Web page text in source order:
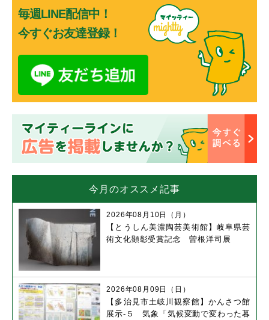
毎週LINE配信中！
今すぐお友達登録！
今月のオススメ記事
【とうしん美濃陶芸美術館】岐阜県芸
術文化顕彰受賞記念 曽根洋司展
2026年08月10日（月）
【多治見市土岐川観察館】かんさつ館
展示-５ 気象「気候変動で変わった暮
2026年08月09日（日）